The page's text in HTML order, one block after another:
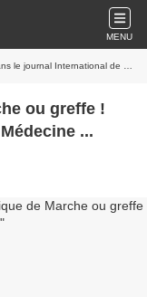
MENU
International de Médecine ...
ou greffe !
...